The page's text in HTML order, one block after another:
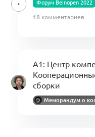
Форум Beinopen 2022
18 комментариев
A1: Центр
сборки
Меморандум о